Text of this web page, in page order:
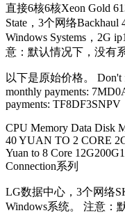
直接6核6核Xeon Gold
State，3个网络Backhaul
Windows Systems，2G
意：默认情况下，没有
以下是原始价格。 Don't
monthly payments:
payments: TF8DF3SNPV
CPU Memory Data Disk
40 YUAN TO 2 CORE
Yuan to 8 Core
Connection系列
LG数据中心，3个网络
Windows系统。 注意：